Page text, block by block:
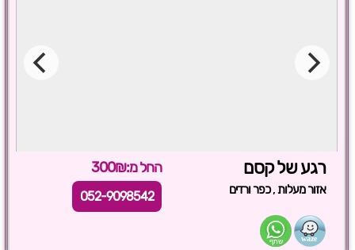
רגע של קסם החל מ:300₪
אזור מעלות,כפר ורדים 052-9098542